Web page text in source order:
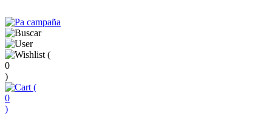
(
0
)
(
0
)